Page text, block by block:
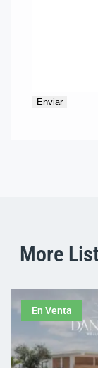
More
En Venta